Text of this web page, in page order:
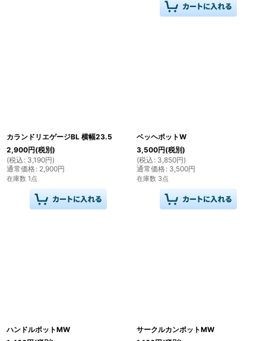
カランドリエゲージBL 横幅23.5
2,900円(税別)
(税込 : 3,190円)
通常価格: 2,900円
在庫数 1点
ベッヘポットW
3,500円(税別)
(税込 : 3,850円)
通常価格: 3,500円
在庫数 3点
ハンドルポットMW
サークルカンポットMW